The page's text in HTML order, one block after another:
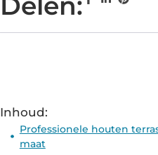
Inhoud:
Professionele houten
maat